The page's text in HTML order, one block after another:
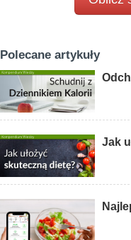
Polecane artykuły
Jak